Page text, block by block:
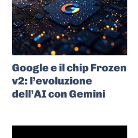
Google e il chip Frozen
v2: l’evoluzione
dell’AI con Gemini